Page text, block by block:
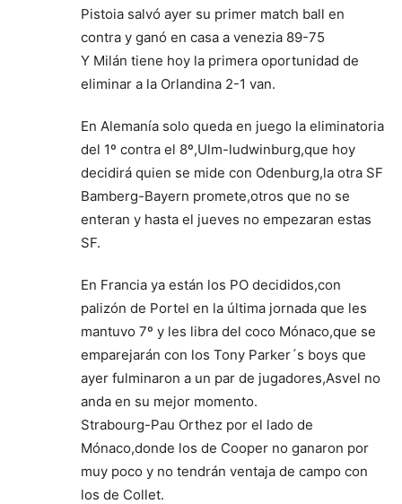
Pistoia salvó ayer su primer match ball en
contra y ganó en casa a venezia 89-75
Y Milán tiene hoy la primera oportunidad de
eliminar a la Orlandina 2-1 van.
En Alemanía solo queda en juego la eliminatoria
del 1º contra el 8º,Ulm-ludwinburg,que hoy
decidirá quien se mide con Odenburg,la otra SF
Bamberg-Bayern promete,otros que no se
enteran y hasta el jueves no empezaran estas
SF.
En Francia ya están los PO decididos,con
palizón de Portel en la última jornada que les
mantuvo 7º y les libra del coco Mónaco,que se
emparejarán con los Tony Parker´s boys que
ayer fulminaron a un par de jugadores,Asvel no
anda en su mejor momento.
Strabourg-Pau Orthez por el lado de
Mónaco,donde los de Cooper no ganaron por
muy poco y no tendrán ventaja de campo con
los de Collet.